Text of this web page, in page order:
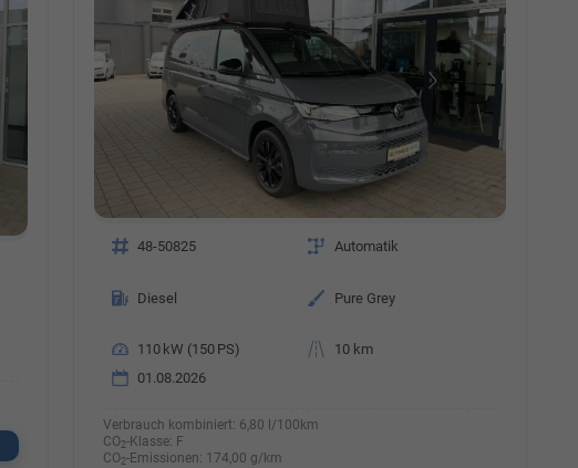
Fahrzeugnr. 48-50825 Getriebe
Automatik
Diesel
Pure Grey
Leistung 110 kW (150 PS) Kilometerstand
10 km
01.08.2026
Verbrauch kombiniert: 6,80 l/100km
CO2-Klasse: F
CO2-Emissionen: 174,00 g/km